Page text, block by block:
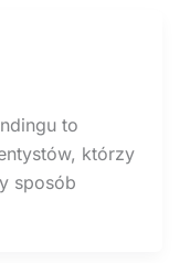
to
którzy
sposób